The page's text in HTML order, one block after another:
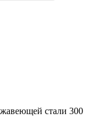
стали 300